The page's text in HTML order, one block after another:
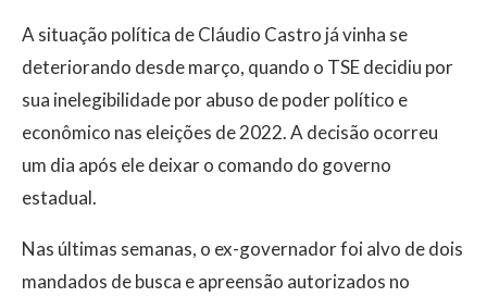
A situação política de Cláudio Castro já vinha se
deteriorando desde março, quando o TSE decidiu por
sua inelegibilidade por abuso de poder político e
econômico nas eleições de 2022. A decisão ocorreu
um dia após ele deixar o comando do governo
estadual.
Nas últimas semanas, o ex-governador foi alvo de dois
mandados de busca e apreensão autorizados no